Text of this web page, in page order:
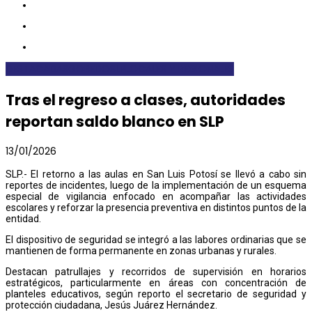
Tras el regreso a clases, autoridades
reportan saldo blanco en SLP
13/01/2026
SLP.- El retorno a las aulas en San Luis Potosí se llevó a cabo sin
reportes de incidentes, luego de la implementación de un esquema
especial de vigilancia enfocado en acompañar las actividades
escolares y reforzar la presencia preventiva en distintos puntos de la
entidad.
El dispositivo de seguridad se integró a las labores ordinarias que se
mantienen de forma permanente en zonas urbanas y rurales.
Destacan patrullajes y recorridos de supervisión en horarios
estratégicos, particularmente en áreas con concentración de
planteles educativos, según reporto el secretario de seguridad y
protección ciudadana, Jesús Juárez Hernández.